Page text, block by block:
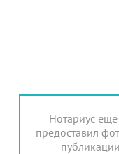
Нотариус
предоставил